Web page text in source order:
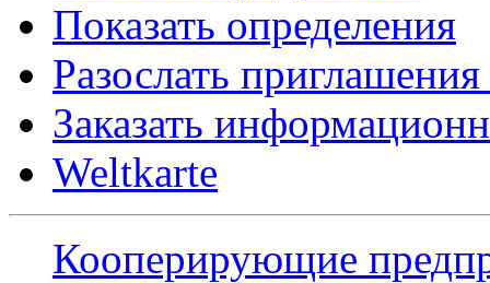
Показать определения
Разослать
Заказать
Weltkarte
Кооперирующие